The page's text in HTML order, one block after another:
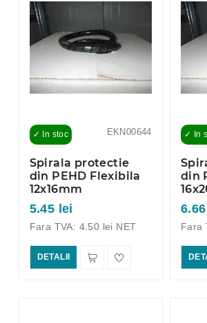
EKN00644
✓ In stoc
Spirala protectie
din PEHD Flexibila
12x16mm
5.45 lei
Fara TVA: 4.50 lei NET
DETALII
✓ In
din
Fara